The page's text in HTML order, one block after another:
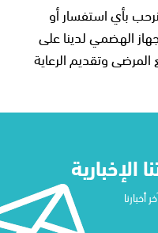
بأي استفسار أو
الهضمي لدينا على
وتقديم الرعاية
أخبارنا